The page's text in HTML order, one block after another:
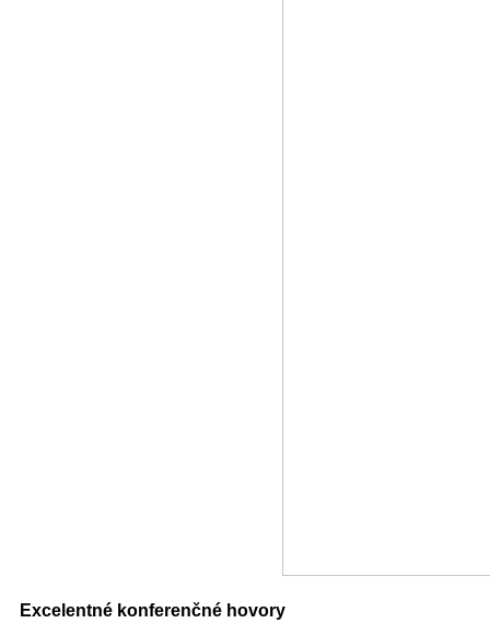
Excelentné konferenčné hovory